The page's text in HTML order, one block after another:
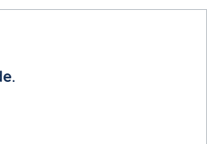
mentionnés: Exigence dans l'offre